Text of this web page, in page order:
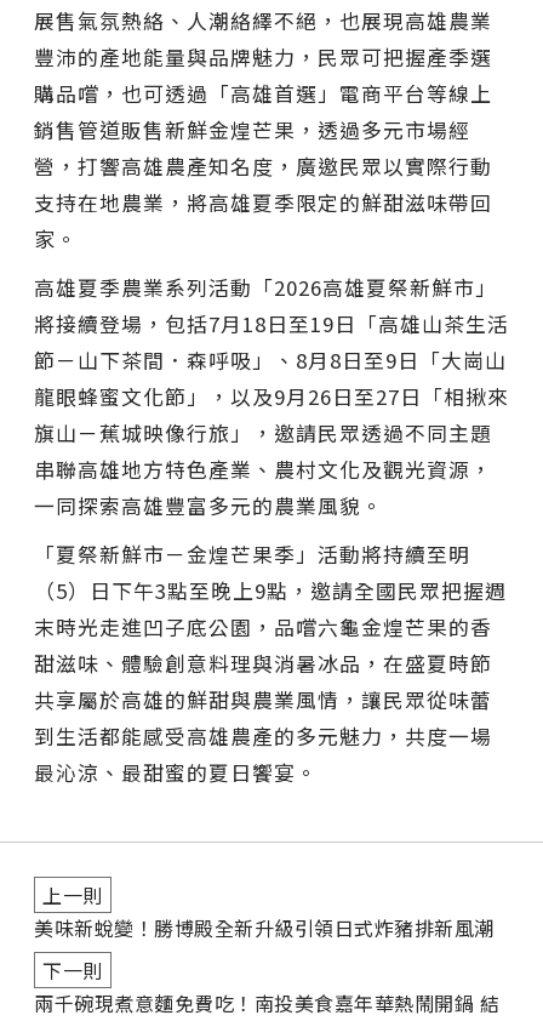
展售氣氛熱絡、人潮絡繹不絕，也展現高雄農業
豐沛的產地能量與品牌魅力，民眾可把握產季選
購品嚐，也可透過「高雄首選」電商平台等線上
銷售管道販售新鮮金煌芒果，透過多元市場經
營，打響高雄農產知名度，廣邀民眾以實際行動
支持在地農業，將高雄夏季限定的鮮甜滋味帶回
家。
高雄夏季農業系列活動「2026高雄夏祭新鮮市」
將接續登場，包括7月18日至19日「高雄山茶生活
節－山下茶間．森呼吸」、8月8日至9日「大崗山
龍眼蜂蜜文化節」，以及9月26日至27日「相揪來
旗山－蕉城映像行旅」，邀請民眾透過不同主題
串聯高雄地方特色產業、農村文化及觀光資源，
一同探索高雄豐富多元的農業風貌。
「夏祭新鮮市－金煌芒果季」活動將持續至明
（5）日下午3點至晚上9點，邀請全國民眾把握週
末時光走進凹子底公園，品嚐六龜金煌芒果的香
甜滋味、體驗創意料理與消暑冰品，在盛夏時節
共享屬於高雄的鮮甜與農業風情，讓民眾從味蕾
到生活都能感受高雄農產的多元魅力，共度一場
最沁涼、最甜蜜的夏日饗宴。
上一則
美味新蛻變！勝博殿全新升級引領日式炸豬排新風潮
下一則
兩千碗現煮意麵免費吃！南投美食嘉年華熱鬧開鍋 結